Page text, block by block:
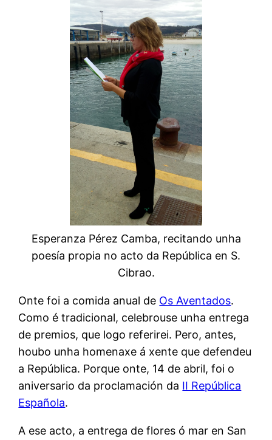
Esperanza Pérez Camba, recitando unha
poesía propia no acto da República en S.
Cibrao.
Onte foi a comida anual de Os Aventados.
Como é tradicional, celebrouse unha entrega
de premios, que logo referirei. Pero, antes,
houbo unha homenaxe á xente que defendeu
a República. Porque onte, 14 de abril, foi o
aniversario da proclamación da II República
Española.
A ese acto, a entrega de flores ó mar en San